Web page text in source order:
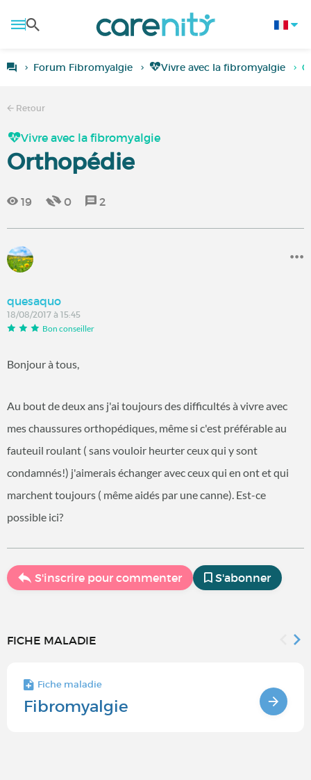
Forum Fibromyalgie Vivre avec la fibromyalgie
Retour
Vivre avec la fibromyalgie
Orthopédie
19 0 2
quesaquo
18/08/2017 à 15:45
Bon conseiller
Bonjour à tous,
Au bout de deux ans j'ai toujours des difficultés à vivre avec
mes chaussures orthopédiques, même si c'est préférable au
fauteuil roulant ( sans vouloir heurter ceux qui y sont
condamnés!) j'aimerais échanger avec ceux qui en ont et qui
marchent toujours ( même aidés par une canne). Est-ce
possible ici?
S'inscrire pour commenter S'abonner
FICHE MALADIE
Fiche maladie
Fibromyalgie